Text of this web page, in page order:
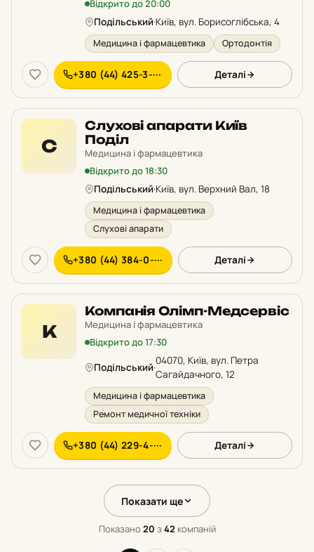
Відкрито до 20:00
Подільський·Київ, вул. Борисоглібська, 4
Медицина і фармацевтика Ортодонтія
+380 (44) 425-3-··· Деталі
С
Слухові апарати Київ
Поділ
Медицина і фармацевтика
Відкрито до 18:30
Подільський·Київ, вул. Верхний Вал, 18
Медицина і фармацевтика
Слухові апарати
+380 (44) 384-0-··· Деталі
К
Компанія Олімп-Медсервіс
Медицина і фармацевтика
Відкрито до 17:30
Подільський·
04070, Київ, вул. Петра
Сагайдачного, 12
Медицина і фармацевтика
Ремонт медичної техніки
+380 (44) 229-4-··· Деталі
Показати ще
Показано 20 з 42 компаній